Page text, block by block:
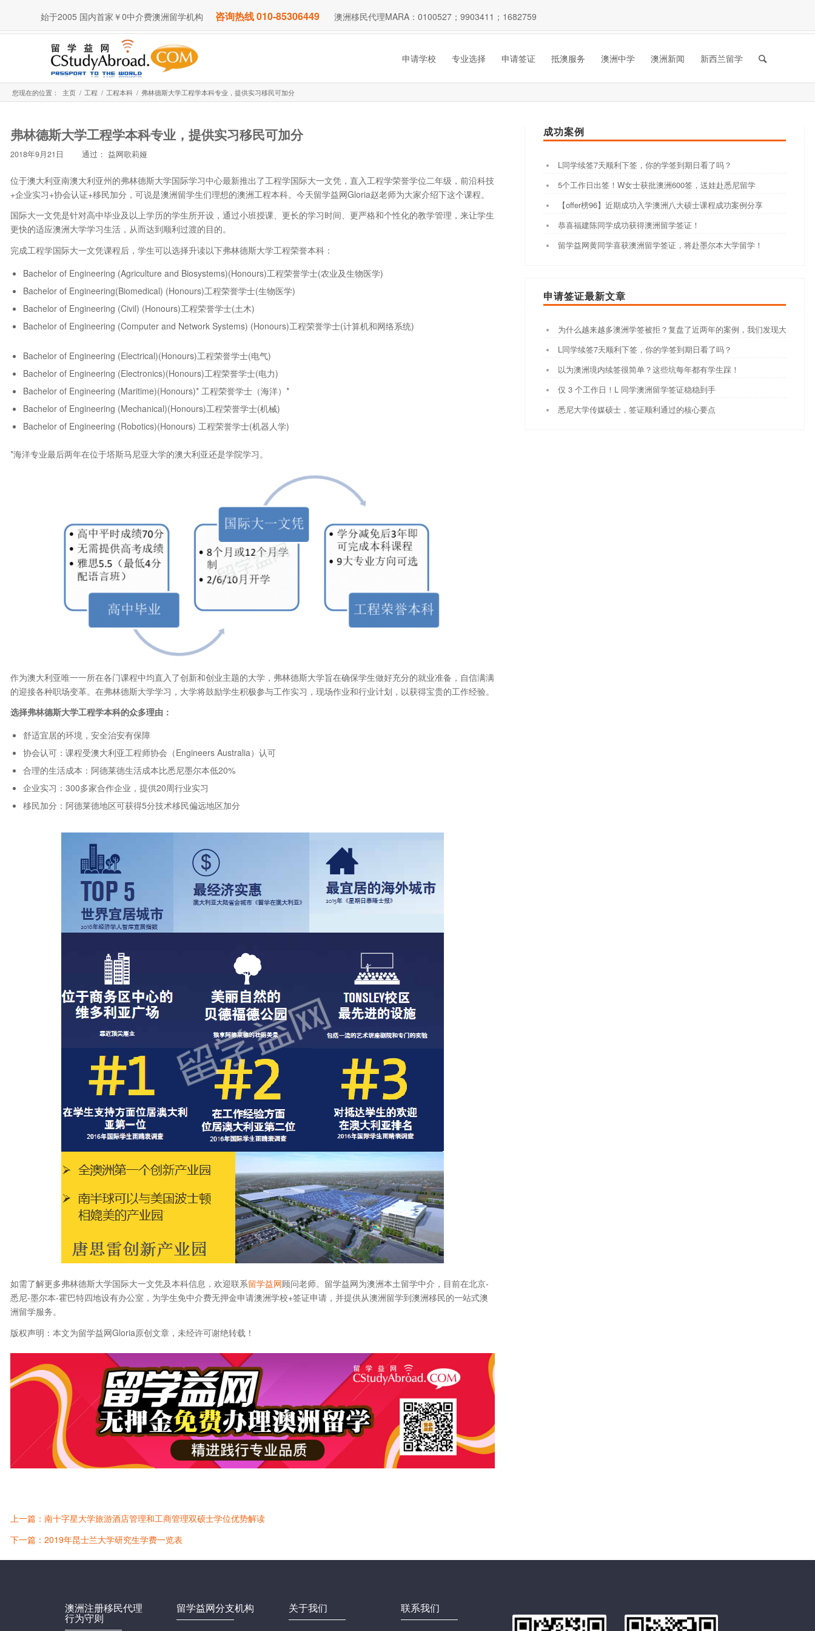
始于2005 国内首家￥0中介费澳洲留学机构 咨询热线 010-85306449 澳洲移民代理MARA：0100527；9903411；1682759
申请学校 专业选择 申请签证 抵澳服务 澳洲中学 澳洲新闻 新西兰留学
您现在的位置： 主页 / 工程 / 工程本科 / 弗林德斯大学工程学本科专业，提供实习移民可加分
弗林德斯大学工程学本科专业，提供实习移民可加分
2018年9月21日 通过： 益网歌莉娅
位于澳大利亚南澳大利亚州的弗林德斯大学国际学习中心最新推出了工程学国际大一文凭，直入工程学荣誉学位二年级，前沿科技
+企业实习+协会认证+移民加分，可说是澳洲留学生们理想的澳洲工程本科。今天留学益网Gloria赵老师为大家介绍下这个课程。
国际大一文凭是针对高中毕业及以上学历的学生所开设，通过小班授课、更长的学习时间、更严格和个性化的教学管理，来让学生
更快的适应澳洲大学学习生活，从而达到顺利过渡的目的。
完成工程学国际大一文凭课程后，学生可以选择升读以下弗林德斯大学工程荣誉本科：
Bachelor of Engineering (Agriculture and Biosystems)(Honours)工程荣誉学士(农业及生物医学)
Bachelor of Engineering(Biomedical) (Honours)工程荣誉学士(生物医学)
Bachelor of Engineering (Civil) (Honours)工程荣誉学士(土木)
Bachelor of Engineering (Computer and Network Systems) (Honours)工程荣誉学士(计算机和网络系统)
Bachelor of Engineering (Electrical)(Honours)工程荣誉学士(电气)
Bachelor of Engineering (Electronics)(Honours)工程荣誉学士(电力)
Bachelor of Engineering (Maritime)(Honours)* 工程荣誉学士（海洋）*
Bachelor of Engineering (Mechanical)(Honours)工程荣誉学士(机械)
Bachelor of Engineering (Robotics)(Honours) 工程荣誉学士(机器人学)
*海洋专业最后两年在位于塔斯马尼亚大学的澳大利亚还是学院学习。
作为澳大利亚唯一一所在各门课程中均直入了创新和创业主题的大学，弗林德斯大学旨在确保学生做好充分的就业准备，自信满满
的迎接各种职场变革。在弗林德斯大学学习，大学将鼓励学生积极参与工作实习，现场作业和行业计划，以获得宝贵的工作经验。
选择弗林德斯大学工程学本科的众多理由：
舒适宜居的环境，安全治安有保障
协会认可：课程受澳大利亚工程师协会（Engineers Australia）认可
合理的生活成本：阿德莱德生活成本比悉尼墨尔本低20%
企业实习：300多家合作企业，提供20周行业实习
移民加分：阿德莱德地区可获得5分技术移民偏远地区加分
如需了解更多弗林德斯大学国际大一文凭及本科信息，欢迎联系留学益网顾问老师。留学益网为澳洲本土留学中介，目前在北京-
悉尼-墨尔本-霍巴特四地设有办公室，为学生免中介费无押金申请澳洲学校+签证申请，并提供从澳洲留学到澳洲移民的一站式澳
洲留学服务。
版权声明：本文为留学益网Gloria原创文章，未经许可谢绝转载！
上一篇：南十字星大学旅游酒店管理和工商管理双硕士学位优势解读
下一篇：2019年昆士兰大学研究生学费一览表
成功案例
L同学续签7天顺利下签，你的学签到期日看了吗？
5个工作日出签！W女士获批澳洲600签，送娃赴悉尼留学
【offer榜96】近期成功入学澳洲八大硕士课程成功案例分享
恭喜福建陈同学成功获得澳洲留学签证！
留学益网黄同学喜获澳洲留学签证，将赴墨尔本大学留学！
申请签证最新文章
为什么越来越多澳洲学签被拒？复盘了近两年的案例，我们发现大家都踩
L同学续签7天顺利下签，你的学签到期日看了吗？
以为澳洲境内续签很简单？这些坑每年都有学生踩！
仅 3 个工作日！L 同学澳洲留学签证稳稳到手
悉尼大学传媒硕士，签证顺利通过的核心要点
澳洲注册移民代理
行为守则
留学益网分支机构 关于我们 联系我们